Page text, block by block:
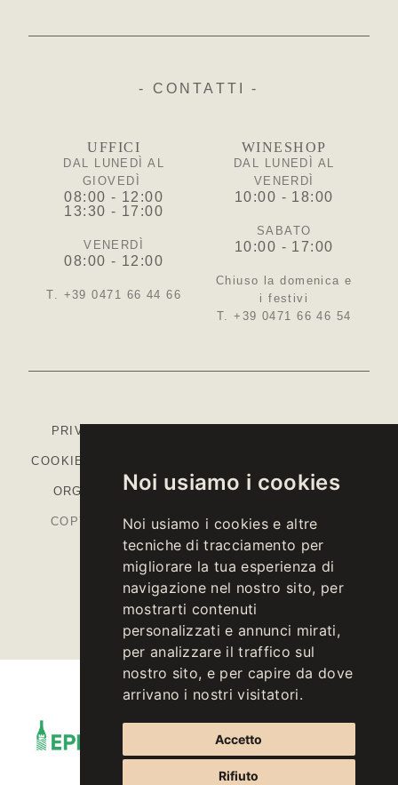
Noi usiamo i cookies
Noi usiamo i cookies e altre
tecniche di tracciamento per
migliorare la tua esperienza di
navigazione nel nostro sito, per
mostrarti contenuti
personalizzati e annunci mirati,
per analizzare il traffico sul
nostro sito, e per capire da dove
arrivano i nostri visitatori.
Accetto
Rifiuto
UFFICI
DAL LUNEDÌ AL
GIOVEDÌ
08:00 - 12:00
13:30 - 17:00
VENERDÌ
08:00 - 12:00
T. +39 0471 66 44 66
- CONTATTI -
WINESHOP
DAL LUNEDÌ AL
VENERDÌ
10:00 - 18:00
SABATO
10:00 - 17:00
Chiuso la domenica e
i festivi
T. +39 0471 66 46 54
PRIVACY
COOKIE
ORGANIZZATIVO -PIANO STRATEGICO PAC
COPYRIGHT © 2026 KELLEREI ST. MICHAEL-
EPPAN CANTINA
P.IVA IT00126670215